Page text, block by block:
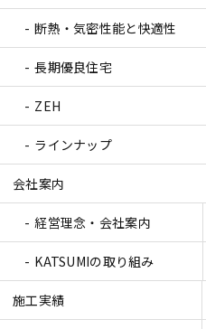
断熱・気密性能と快適性
長期優良住宅
ZEH
ラインナップ
会社案内
経営理念・会社案内
KATSUMIの取り組み
施工実績